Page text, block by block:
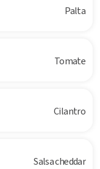
Palta
Tomate
Cilantro
Salsa cheddar